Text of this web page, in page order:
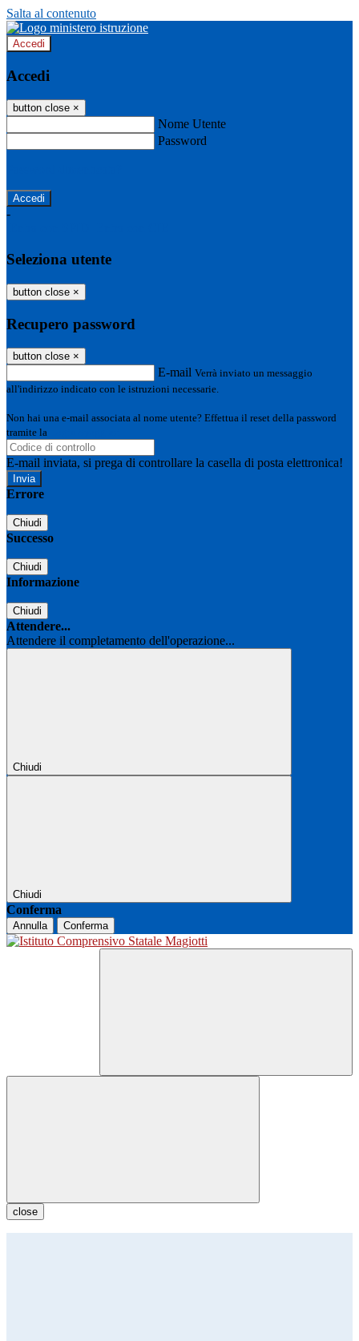
Salta al contenuto
Accedi
Accedi
button close ×
Nome Utente
Password
-
Seleziona utente
button close ×
Recupero password
button close ×
E-mail Verrà inviato un messaggio
all'indirizzo indicato con le istruzioni necessarie.
Non hai una e-mail associata al nome utente? Effettua il reset della password
tramite la
E-mail inviata, si prega di controllare la casella di posta elettronica!
Errore
Chiudi
Successo
Chiudi
Informazione
Chiudi
Attendere...
Attendere il completamento dell'operazione...
Chiudi
Chiudi
Conferma
Annulla Conferma
close